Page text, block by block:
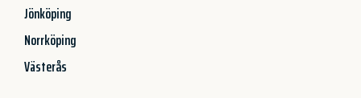
Jönköping
Norrköping
Västerås